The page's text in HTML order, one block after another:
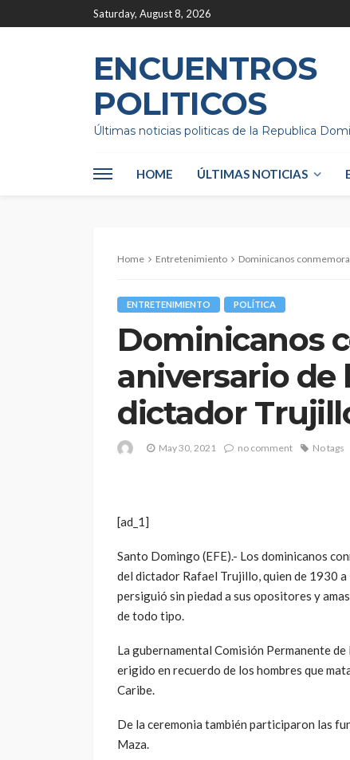
Saturday, August 8, 2026
ENCUENTROS
POLITICOS
Últimas noticias politicas de la Republica
HOME ÚLTIMAS NOTICIAS
Home Entretenimiento Dominicanos
ENTRETENIMIENTO POLÍTICA
Dominicanos
aniversario de
dictador
May 30, 2021 no comment No tags
[ad_1]
Santo Domingo (EFE).- Los dominicanos
del dictador Rafael Trujillo, quien de 1930
persiguió sin piedad a sus opositores y
de todo tipo.
La gubernamental Comisión Permanente
erigido en recuerdo de los hombres que
Caribe.
De la ceremonia también participaron las
Maza.